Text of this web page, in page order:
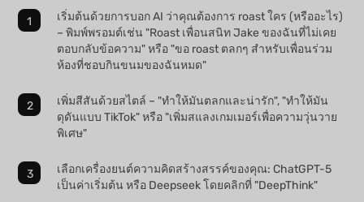
เริ่มต้นด้วยการบอก AI ว่าคุณต้องการ roast ใคร (หรืออะไร)
– พิมพ์พรอมต์เช่น "Roast เพื่อนสนิท Jake ของฉันที่ไม่เคย
ตอบกลับข้อความ" หรือ "ขอ roast ตลกๆ สำหรับเพื่อนร่วม
ห้องที่ชอบกินขนมของฉันหมด"
เพิ่มสีสันด้วยสไตล์ – "ทำให้มันตลกและน่ารัก", "ทำให้มัน
ดุดันแบบ TikTok" หรือ "เพิ่มสแลงเกมเมอร์เพื่อความวุ่นวาย
พิเศษ"
เลือกเครื่องยนต์ความคิดสร้างสรรค์ของคุณ: ChatGPT-5
เป็นค่าเริ่มต้น หรือ Deepseek โดยคลิกที่ "DeepThink"